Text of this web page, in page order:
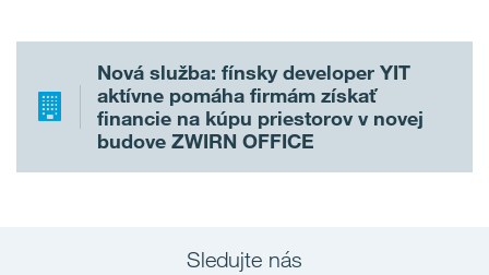
Nová služba: fínsky developer YIT
aktívne pomáha firmám získať
financie na kúpu priestorov v novej
budove ZWIRN OFFICE
Sledujte nás